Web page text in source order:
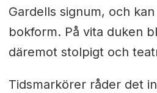
Gardells signum, och
bokform. På vita duken
däremot stolpigt och
Tidsmarkörer råder det